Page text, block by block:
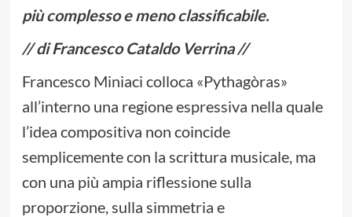
più complesso e meno classificabile.
// di Francesco Cataldo Verrina //
Francesco Miniaci colloca «Pythagòras»
all’interno una regione espressiva nella quale
l’idea compositiva non coincide
semplicemente con la scrittura musicale, ma
con una più ampia riflessione sulla
proporzione, sulla simmetria e